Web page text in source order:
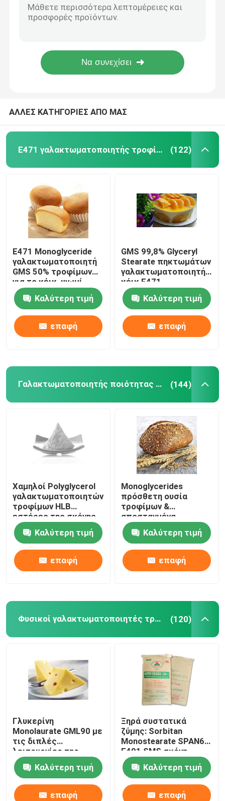
Γαλακτωματοποιητής ποιότητας τροφίμων
Μονο και diglycerides
Monostearate γλυκερίνης
Γαλακτωματοποιητής βελτιωτών κέικ
Πρώτη ύλη αρτοποιείων
Sorbitan εστέρες λιπαρού οξέος
Λεκιθίνη μη ΓΤΟ
Γαλακτωματοποιητές αρτοποιείων
Γλυκερίνη Monolaurate
Λιπαντικά PVC
Πρόσθετο για αφρούς EPE
Αντιστατική πρόσθετη ουσία
ΑΛΛΕΣ ΚΑΤΗΓΟΡΙΕΣ ΑΠΟ ΜΑΣ
E471 γαλακτωματοποιητής τροφίμων (122)
E471 Monoglyceride
γαλακτωματοποιητή
GMS 50% τροφίμων
για το κέικ, ψωμί,
βιομηχανία
ζαχαρωδών
προϊόντων
Καλύτερη τιμή
επαφή
GMS 99,8% Glyceryl
Stearate πηκτωμάτων
γαλακτωματοποιητή
κέικ E471
Καλύτερη τιμή
επαφή
Γαλακτωματοποιητής ποιότητας τροφίμων (144)
Χαμηλοί Polyglycerol
γαλακτωματοποιητών
τροφίμων HLB
εστέρες της σκόνης
λιπαρών οξέων PGE
Καλύτερη τιμή
επαφή
Monoglycerides
πρόσθετη ουσία
τροφίμων &
αποσταγμένα
Monoglycerides
DMG95Καλύτερη τιμή
επαφή
Φυσικοί γαλακτωματοποιητές τροφίμων (120)
Γλυκερίνη
Monolaurate GML90 με
τις διπλές
λειτουργίες της
μετατροπής σε
μορφή γαλακτώματος
και του αντισηπτικού
Καλύτερη τιμή
επαφή
Ξηρά συστατικά
ζύμης: Sorbitan
Monostearate SPAN60
E491 SMS σκόνη
Καλύτερη τιμή
επαφή